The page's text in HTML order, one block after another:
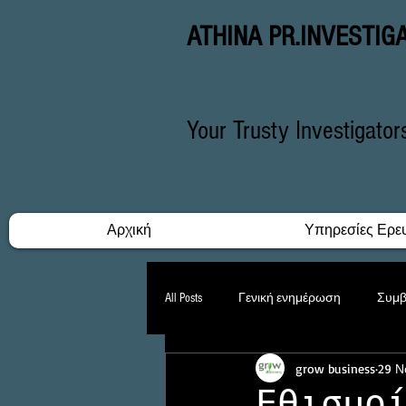
ATHINA
Your Trusty
Αρχική Υπηρεσίες
All Posts Γενική ενημέρωση
Δικαστικές Υποθέσεις Stalking
grow business29